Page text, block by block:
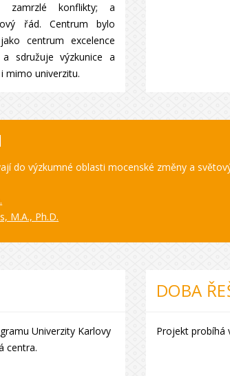
zamrzlé konflikty; a
řád. Centrum bylo
centrum excelence
a sdružuje výzkunice a
mimo univerzitu.
do výzkumné oblasti mocenské změny a
M.A., Ph.D.
Univerzity Karlovy
centra.
DOBA
Projekt probíhá